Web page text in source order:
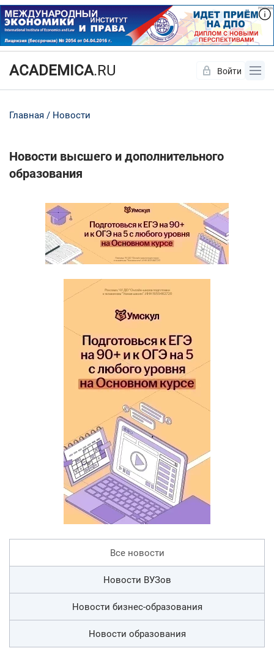
ACADEMICA.RU Войти
Главная Новости
Новости высшего и дополнительного
образования
Все новости
Новости ВУЗов
Новости бизнес-образования
Новости образования
Да Нет